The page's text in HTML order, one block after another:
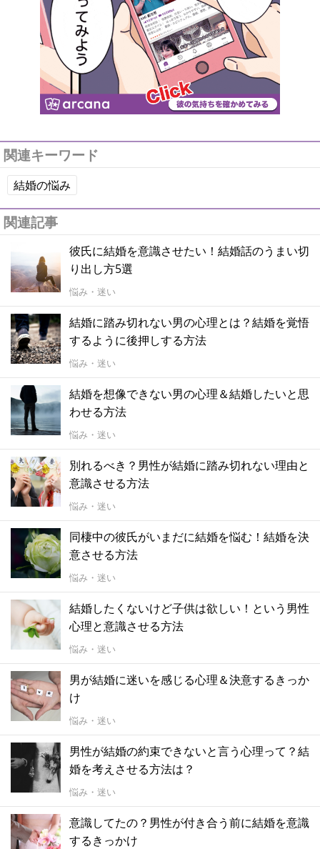
関連キーワード
結婚の悩み
関連記事
彼氏に結婚を意識させたい！結婚話のうまい切
り出し方5選
悩み・迷い
結婚に踏み切れない男の心理とは？結婚を覚悟
するように後押しする方法
悩み・迷い
結婚を想像できない男の心理＆結婚したいと思
わせる方法
悩み・迷い
別れるべき？男性が結婚に踏み切れない理由と
意識させる方法
悩み・迷い
同棲中の彼氏がいまだに結婚を悩む！結婚を決
意させる方法
悩み・迷い
結婚したくないけど子供は欲しい！という男性
心理と意識させる方法
悩み・迷い
男が結婚に迷いを感じる心理＆決意するきっか
け
悩み・迷い
男性が結婚の約束できないと言う心理って？結
婚を考えさせる方法は？
悩み・迷い
意識してたの？男性が付き合う前に結婚を意識
するきっかけ